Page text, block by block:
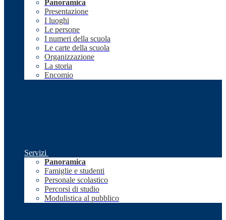
Panoramica
Presentazione
I luoghi
Le persone
I numeri della scuola
Le carte della scuola
Organizzazione
La storia
Encomio
Servizi
Panoramica
Famiglie e studenti
Personale scolastico
Percorsi di studio
Modulistica al pubblico